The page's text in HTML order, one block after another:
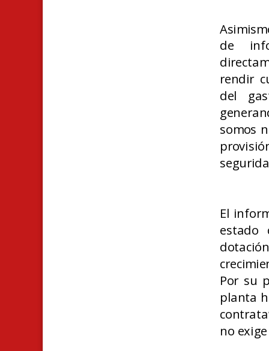
de
rendir
del
somos
El
estado
Por su
planta
no